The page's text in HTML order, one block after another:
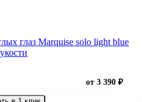
глаз Marquise solo light blue
от 3 390 ₽